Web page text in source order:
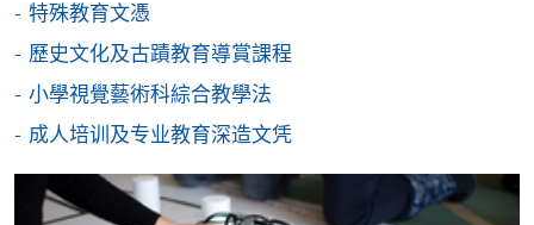
親身報名/郵遞
報讀新課程
特殊教育文憑
歷史文化及古蹟教育導賞課程
小學視覺藝術科綜合教學法
成人培训及专业教育深造文凭